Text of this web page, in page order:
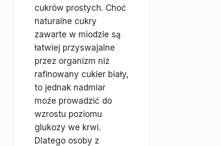
cukrów prostych. Choć
naturalne cukry
zawarte w miodzie są
łatwiej przyswajalne
przez organizm niż
rafinowany cukier biały,
to jednak nadmiar
może prowadzić do
wzrostu poziomu
glukozy we krwi.
Dlatego osoby z